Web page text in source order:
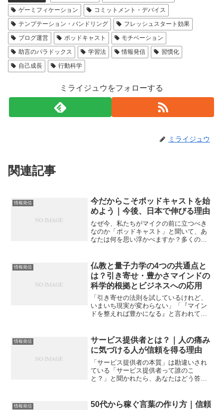
ゲーミフィケーション
コミットメント・デバイス
テンプテーション・バンドリング
フレッシュスタート効果
ブログ運営
ポッドキャスト
モチベーション
助言のパラドックス
学習法 情報発信
習慣化
自己成長
行動科学
ミライジュウをフォローする
ミライジュウ
関連記事
情報発信
今だからこそポッドキャストを始
めよう｜今後、日本で伸びる理由
なぜ今、私たちがマイクの前に立つべき
なのか「ポッドキャスト」と聞いて、あ
なたは何を思い浮かべますか？多くの人
す。30年ほど、ラジオディレクターをや
ってきた私から見て、ポッ...
情報発信
仏教と量子力学の4つの共通点と
は？引き寄せ・豊かさマインドの
科学的根拠とビジネスへの応用
「引き寄せの法則を試しているけれど、
いまいち現実が変わらない」「『マイン
ドを整えれば豊かになる』と言われて
ずにモヤモヤしたりしていませんか？実
は、2,500年前の「ブッダ...
情報発信
サービス提供者とは？｜人の痛み
に気づける人が信頼を得る理由
「サービス提供者の本質」は勘違いされ
ている「サービス提供者って誰のこ
と？」と聞かれたら、あなたはどう答え
は、これらはすべて正解のようで、核心
情報発信
50代から稼ぐ言葉の作り方｜信頼